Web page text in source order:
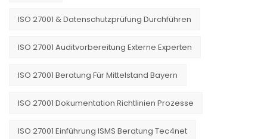
ISO 27001 & Datenschutzprüfung Durchführen
ISO 27001 Auditvorbereitung Externe Experten
ISO 27001 Beratung Für Mittelstand Bayern
ISO 27001 Dokumentation Richtlinien Prozesse
ISO 27001 Einführung ISMS Beratung Tec4net